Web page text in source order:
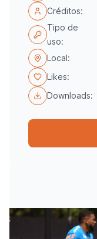
Créditos:
Tipo de
uso:
Local:
Likes:
Downloads: